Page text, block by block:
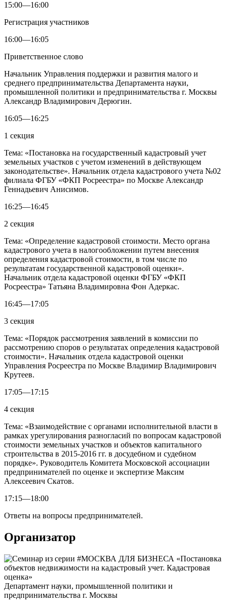
15:00—16:00
Регистрация участников
16:00—16:05
Приветственное слово
Начальник Управления поддержки и развития малого и
среднего предпринимательства Департамента науки,
промышленной политики и предпринимательства г. Москвы
Александр Владимирович Дерюгин.
16:05—16:25
1 секция
Тема: «Постановка на государственный кадастровый учет
земельных участков с учетом изменений в действующем
законодательстве». Начальник отдела кадастрового учета №02
филиала ФГБУ «ФКП Росреестра» по Москве Александр
Геннадьевич Анисимов.
16:25—16:45
2 секция
Тема: «Определение кадастровой стоимости. Место органа
кадастрового учета в налогообложении путем внесения
определения кадастровой стоимости, в том числе по
результатам государственной кадастровой оценки».
Начальник отдела кадастровой оценки ФГБУ «ФКП
Росреестра» Татьяна Владимировна Фон Адеркас.
16:45—17:05
3 секция
Тема: «Порядок рассмотрения заявлений в комиссии по
рассмотрению споров о результатах определения кадастровой
стоимости». Начальник отдела кадастровой оценки
Управления Росреестра по Москве Владимир Владимирович
Крутеев.
17:05—17:15
4 секция
Тема: «Взаимодействие с органами исполнительной власти в
рамках урегулирования разногласий по вопросам кадастровой
стоимости земельных участков и объектов капитального
строительства в 2015-2016 гг. в досудебном и судебном
порядке». Руководитель Комитета Московской ассоциации
предпринимателей по оценке и экспертизе Максим
Алексеевич Скатов.
17:15—18:00
Ответы на вопросы предпринимателей.
Организатор
Департамент науки, промышленной политики и
предпринимательства г. Москвы